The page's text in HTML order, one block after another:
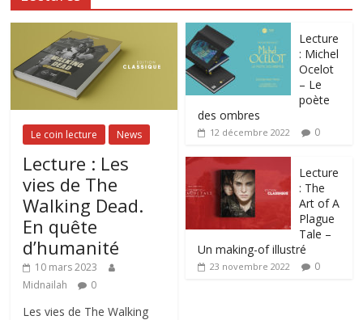
Le coin lecture News
Lecture : Les
vies de The
Walking Dead.
En quête
d’humanité
10 mars 2023
Midnailah
0
Les vies de The Walking
Lecture
: Michel
Ocelot
– Le
poète
des ombres
12 décembre 2022 0
Lecture
: The
Art of A
Plague
Tale –
Un making-of illustré
23 novembre 2022 0